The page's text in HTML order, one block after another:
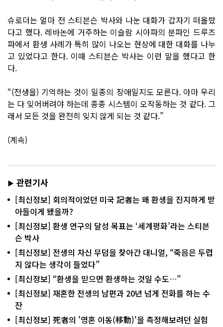
슈로더는 얼마 전 스티븐슨 박사와 나눈 대화가 갑자기 떠올랐
다고 했다. 레바논에 거주하는 이슬람 시아파의 분파인 드루즈
파에서 환생 사례가 특히 많이 나오는 현상에 대한 대화를 나누
고 있었다고 한다. 이때 스티븐슨 박사는 이런 말을 했다고 한
다.
“(전생을) 기억하는 것이 일종의 장애일지도 모른다. 아마 우리
는 다 잊어버려야 하는데 종종 시스템이 오작동하는 것 같다. 그
래서 모든 것을 완전히 잊지 않게 되는 것 같다.”
(계속)
▶ 관련기사
[최신정보] 회의적이었던 미국 記者는 왜 환생을 진지하게 받
아들이게 됐을까?
[최신정보] 환생 연구의 달성 목표는 ‘세계평화’라는 스티븐
슨 박사
[최신정보] 전생의 자신 무덤을 찾아간 대니얼, “죽음은 두렵
지 않다는 생각이 들었다”
[최신정보] “환생을 믿으면 환생하는 것일 수도…”
[최신정보] 재혼한 전생의 남편과 20년 넘게 전화를 하는 수
잔
[최신정보] 死者의 '영혼 이동(移動)'을 측정해보려던 실험